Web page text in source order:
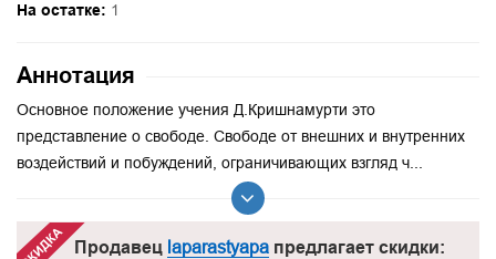
На остатке: 1
Аннотация
Основное положение учения Д.Кришнамурти это
представление о свободе. Свободе от внешних и внутренних
воздействий и побуждений, ограничивающих взгляд ч...
Продавец laparastyapaпредлагает скидки: